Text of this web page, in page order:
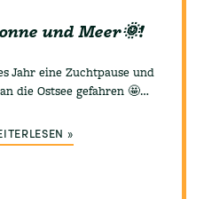
und Meer🌞!
Jahr eine Zuchtpause und
die Ostsee gefahren 🤩…
»